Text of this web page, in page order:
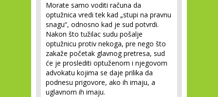
Morate samo voditi računa da
optužnica vredi tek kad „stupi na pravnu
snagu“, odnosno kad je sud potvrdi.
Nakon što tužilac sudu pošalje
optužnicu protiv nekoga, pre nego što
zakaže početak glavnog pretresa, sud
će je proslediti optuženom i njegovom
advokatu kojima se daje prilika da
podnesu prigovore, ako ih imaju, a
uglavnom ih imaju.